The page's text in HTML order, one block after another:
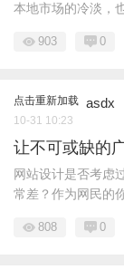
本地市场的冷淡，
903 0
点击重新加载 asdx
10-31 10:23
让不可或缺的
网站设计是否考虑
常差？作为网民的
808 0